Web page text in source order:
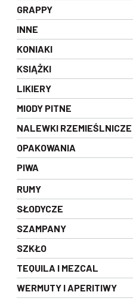
GRAPPY
INNE
KONIAKI
KSIĄŻKI
LIKIERY
MIODY PITNE
NALEWKI RZEMIEŚLNICZE
OPAKOWANIA
PIWA
RUMY
SŁODYCZE
SZAMPANY
SZKŁO
TEQUILA I MEZCAL
WERMUTY I APERITIWY